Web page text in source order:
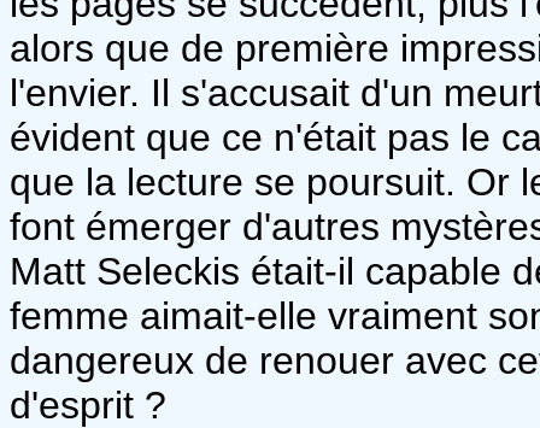
alors que de première
l'envier. Il s'accusait d'un
évident que ce n'était pas le
que la lecture se poursuit. Or
font émerger d'autres
Matt Seleckis était-il capable
femme aimait-elle vraiment
dangereux de renouer avec
d'esprit ?